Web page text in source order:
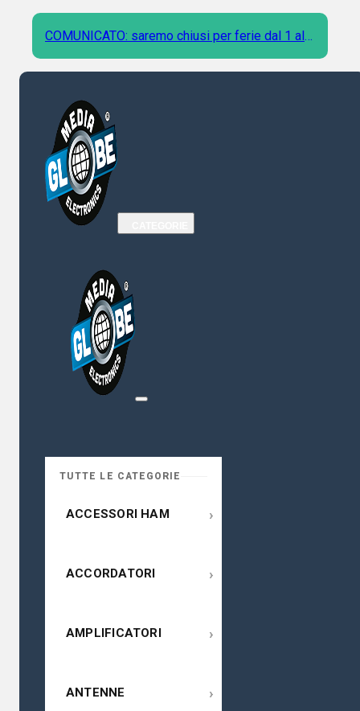
COMUNICATO: saremo chiusi per ferie dal 1 al 9
Agosto
TUTTE LE CATEGORIE
ACCESSORI HAM ›
ACCORDATORI ›
AMPLIFICATORI ›
ANTENNE ›